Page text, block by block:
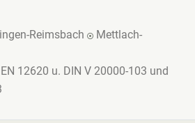
Reimsbach
Mettlach-
12620 u. DIN V 20000-103 und